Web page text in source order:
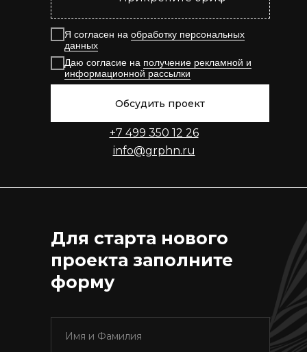
info@grphn.ru
+7 499 350 12 26
Я согласен на обработку персональных
данных
Даю согласие на получение рекламной и
информационной рассылки
Обсудить проект
Для старта нового
проекта заполните
форму